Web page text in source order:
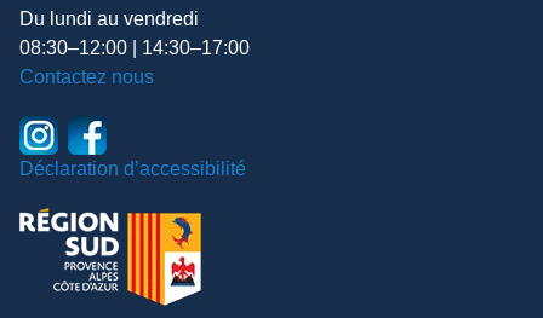
Du lundi au vendredi
08:30–12:00 | 14:30–17:00
Contactez nous
Déclaration d’accessibilité